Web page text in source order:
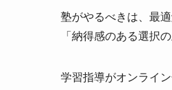
塾がやるべきは、最
「納得感のある選択
学習指導がオンライ